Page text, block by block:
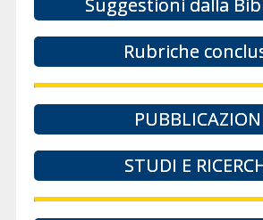
Suggestioni dalla
Rubriche
STUDI E